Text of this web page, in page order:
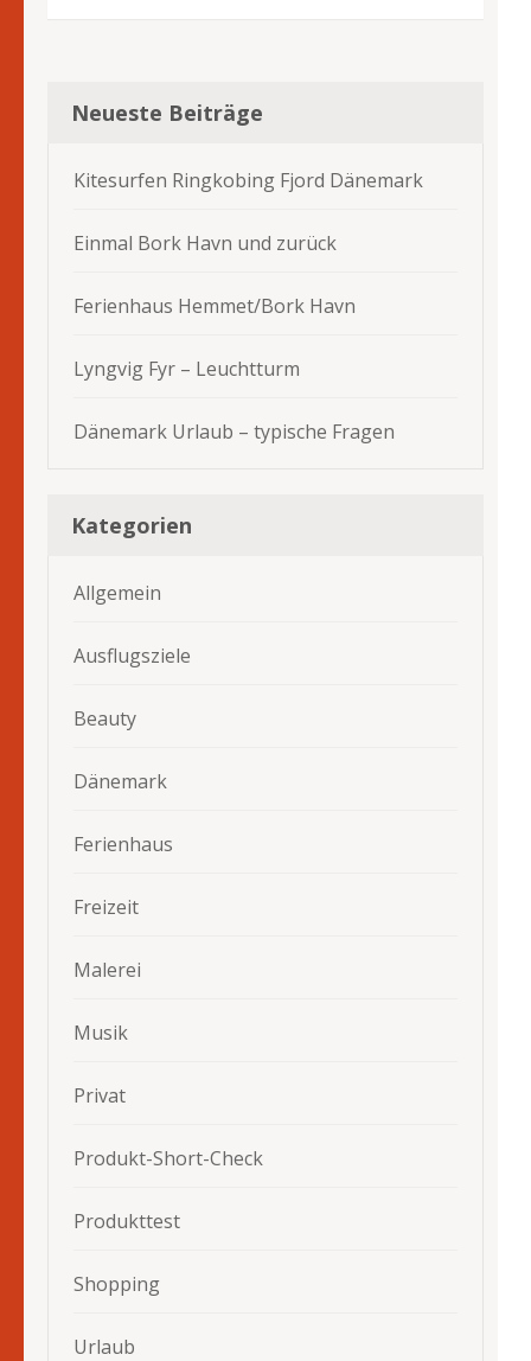
Neueste Beiträge
Kitesurfen Ringkobing Fjord Dänemark
Einmal Bork Havn und zurück
Ferienhaus Hemmet/Bork Havn
Lyngvig Fyr – Leuchtturm
Dänemark Urlaub – typische Fragen
Kategorien
Allgemein
Ausflugsziele
Beauty
Dänemark
Ferienhaus
Freizeit
Malerei
Musik
Privat
Produkt-Short-Check
Produkttest
Shopping
Urlaub